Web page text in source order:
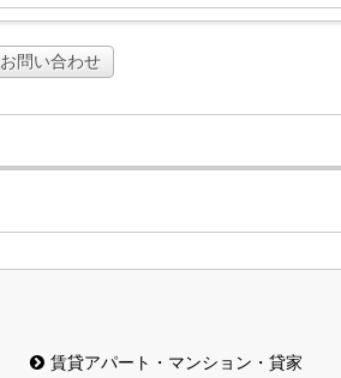
お問い合わせ
賃貸アパート・マンション・貸家